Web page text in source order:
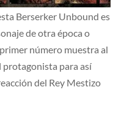
Berserker Unbound es
de otra época o
número muestra al
protagonista para así
del Rey Mestizo